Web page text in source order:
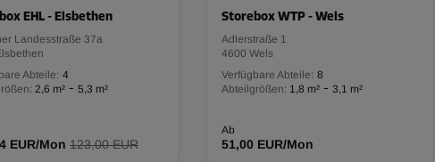
EHL - Elsbethen
Landesstraße 37a
Abteile: 4
2,6 m² - 5,3 m²
EUR/Mon 123,00 EUR
Storebox WTP - Wels
Adlerstraße 1
4600 Wels
Verfügbare Abteile: 8
Abteilgrößen: 1,8 m² - 3,1 m²
Ab
51,00 EUR/Mon